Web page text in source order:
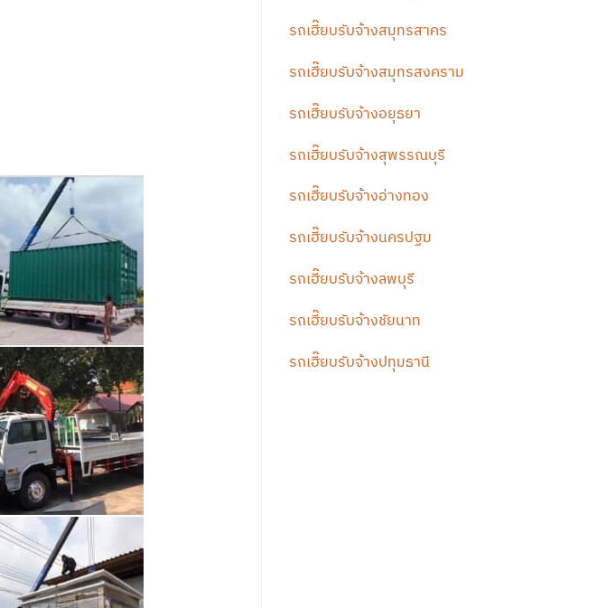
รถเฮี๊ยบรับจ้างสมุทรสาคร
รถเฮี๊ยบรับจ้างสมุทรสงคราม
รถเฮี๊ยบรับจ้างอยุธยา
รถเฮี๊ยบรับจ้างสุพรรณบุรี
รถเฮี๊ยบรับจ้างอ่างทอง
รถเฮี๊ยบรับจ้างนครปฐม
รถเฮี๊ยบรับจ้างลพบุรี
รถเฮี๊ยบรับจ้างชัยนาท
รถเฮี๊ยบรับจ้างปทุมธานี